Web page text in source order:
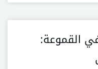
القموعة: